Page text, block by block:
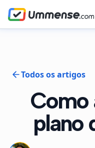
Todos os artigos
Como
plano